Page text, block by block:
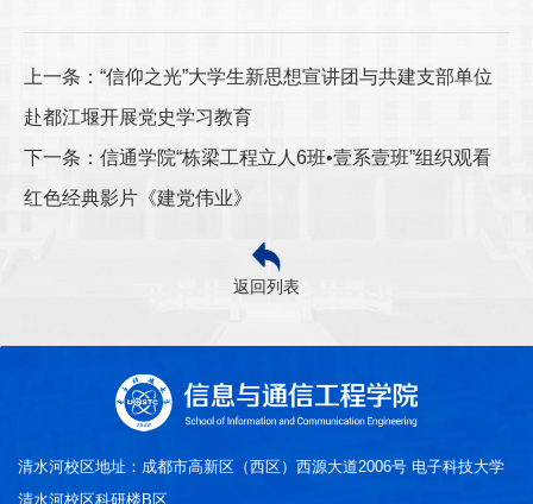
上一条：“信仰之光”大学生新思想宣讲团与共建支部单位
赴都江堰开展党史学习教育
下一条：信通学院“栋梁工程立人6班•壹系壹班”组织观看
红色经典影片《建党伟业》
返回列表
清水河校区地址：成都市高新区（西区）西源大道2006号 电子科技大学
清水河校区科研楼B区